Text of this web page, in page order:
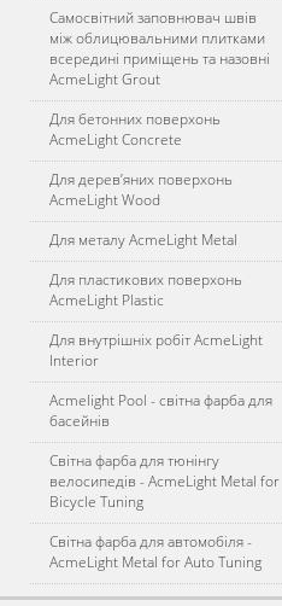
Самосвітний заповнювач швів
між облицювальними плитками
всередині приміщень та назовні
AcmeLight Grout
Для бетонних поверхонь
AcmeLight Concrete
Для дерев’яних поверхонь
AcmeLight Wood
Для металу AcmeLight Metal
Для пластикових поверхонь
AcmeLight Plastic
Для внутрішніх робіт AcmeLight
Interior
Acmelight Pool - світна фарба для
басейнів
Світна фарба для тюнінгу
велосипедів - AcmeLight Metal for
Bicycle Tuning
Світна фарба для автомобіля -
AcmeLight Metal for Auto Tuning